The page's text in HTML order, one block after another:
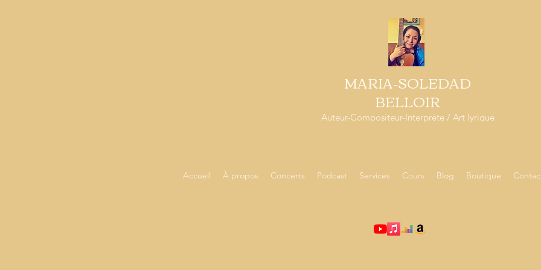
MARIA-SOLEDAD
BELLOIR
Auteur-Compositeur-Interprète / Art lyrique
Accueil À propos Concerts Podcast Services Cours Blog Boutique